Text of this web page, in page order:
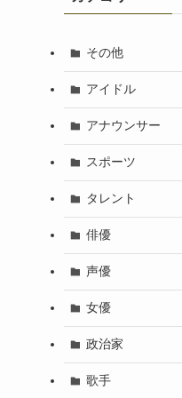
その他
アイドル
アナウンサー
スポーツ
タレント
俳優
声優
女優
政治家
歌手